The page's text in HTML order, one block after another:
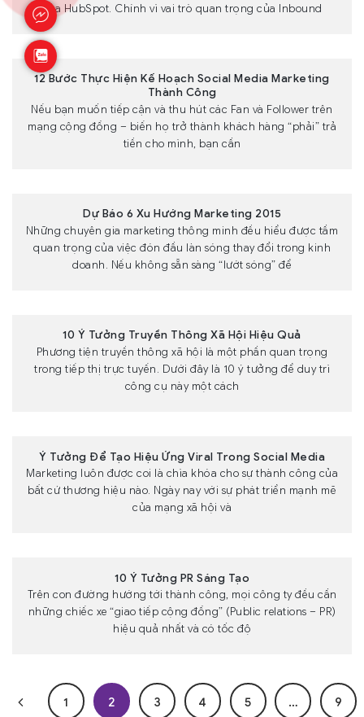
của HubSpot. Chính vì vai trò quan trọng của Inbound
12 Bước Thực Hiện Kế Hoạch Social Media Marketing
Thành Công
Nếu bạn muốn tiếp cận và thu hút các Fan và Follower trên
mạng cộng đồng – biến họ trở thành khách hàng “phải” trả
tiền cho mình, bạn cần
Dự Báo 6 Xu Hướng Marketing 2015
Những chuyên gia marketing thông minh đều hiểu được tầm
quan trọng của việc đón đầu làn sóng thay đổi trong kinh
doanh. Nếu không sẵn sàng “lướt sóng” để
10 Ý Tưởng Truyền Thông Xã Hội Hiệu Quả
Phương tiện truyền thông xã hội là một phần quan trọng
trong tiếp thị trực tuyến. Dưới đây là 10 ý tưởng để duy trì
công cụ này một cách
Ý Tưởng Để Tạo Hiệu Ứng Viral Trong Social Media
Marketing luôn được coi là chìa khóa cho sự thành công của
bất cứ thương hiệu nào. Ngày nay với sự phát triển mạnh mẽ
của mạng xã hội và
10 Ý Tưởng PR Sáng Tạo
Trên con đường hướng tới thành công, mọi công ty đều cần
những chiếc xe “giao tiếp cộng đồng” (Public relations – PR)
hiệu quả nhất và có tốc độ
1 2 3 4 5 … 9